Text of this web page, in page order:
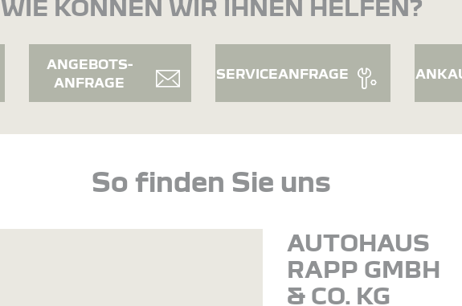
WIE KÖNNEN WIR IHNEN HELFEN?
ANGEBOTS-
ANFRAGE
SERVICEANFRAGE
So finden Sie uns
AUTOHAUS
RAPP GMBH
& CO. KG